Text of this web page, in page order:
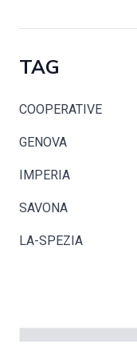
TAG
COOPERATIVE
GENOVA
IMPERIA
SAVONA
LA-SPEZIA